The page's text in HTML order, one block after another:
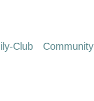
Club Community